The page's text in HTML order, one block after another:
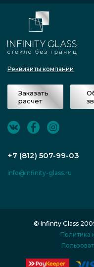
Реквизиты компании
Заказать
расчет
+7 (812) 507-99-03
info@infinity-glass.ru
© Infinity Glass
Политика